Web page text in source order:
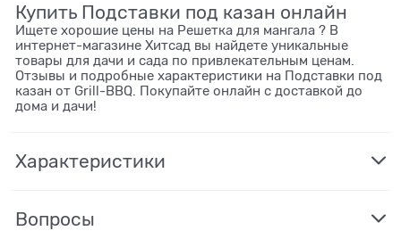
Купить Подставки под казан онлайн
Ищете хорошие цены на Решетка для мангала ? В
интернет-магазине Хитсад вы найдете уникальные
товары для дачи и сада по привлекательным ценам.
Отзывы и подробные характеристики на Подставки под
казан от Grill-BBQ. Покупайте онлайн с доставкой до
дома и дачи!
Характеристики
Вопросы